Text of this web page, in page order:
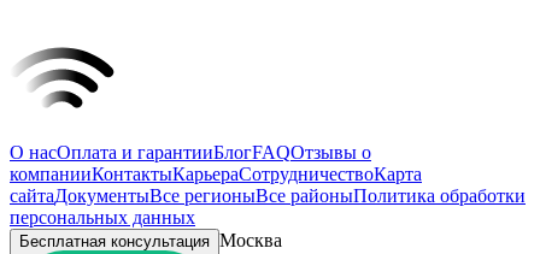
О насОплата и гарантииБлогFAQОтзывы о
компанииКонтактыКарьераСотрудничествоКарта
сайтаДокументыВсе регионыВсе районыПолитика обработки
персональных данных
Бесплатная консультация Москва